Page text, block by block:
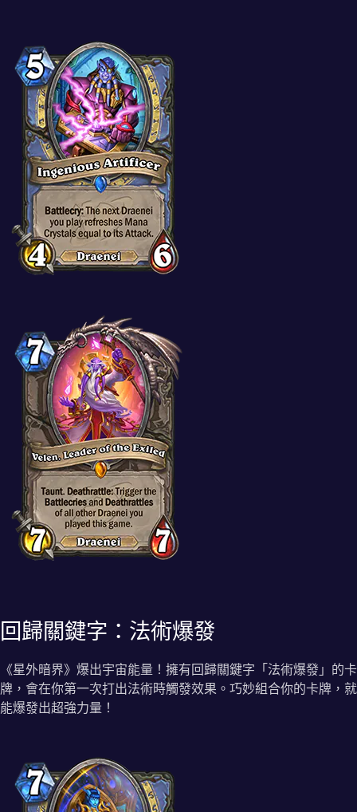
回歸關鍵字：法術爆發
《星外暗界》爆出宇宙能量！擁有回歸關鍵字「法術爆發」的卡
牌，會在你第一次打出法術時觸發效果。巧妙組合你的卡牌，就
能爆發出超強力量！